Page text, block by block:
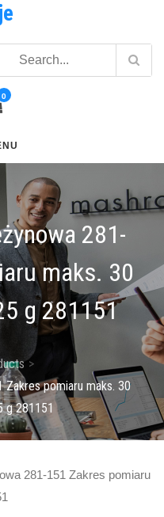
0
281-
maks. 30
g 281151
Zakres pomiaru maks. 30
g 281151
281-151 Zakres pomiaru